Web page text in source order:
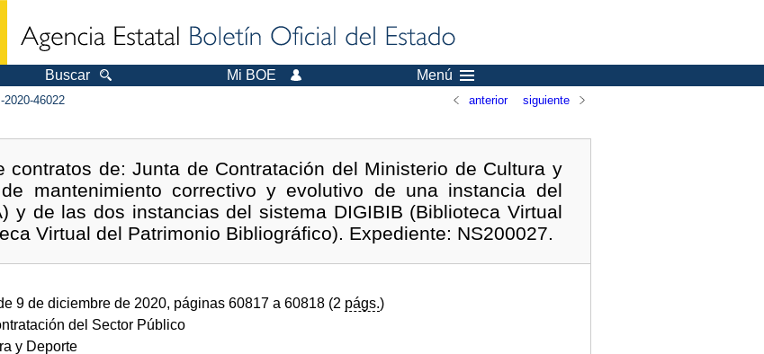
Buscar Mi BOE Menú
2020-46022 anterior siguiente
contratos de: Junta de Contratación del Ministerio de Cultura y
mantenimiento correctivo y evolutivo de una instancia del
y de las dos instancias del sistema DIGIBIB (Biblioteca Virtual
Virtual del Patrimonio Bibliográfico). Expediente: NS200027.
9 de diciembre de 2020, páginas 60817 a 60818 (2 págs.)
del Sector Público
y Deporte